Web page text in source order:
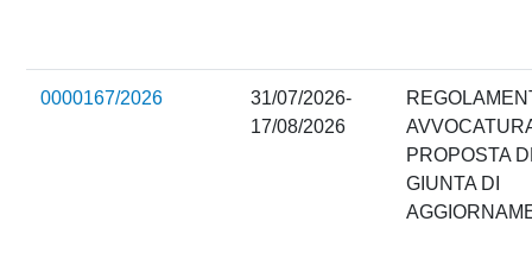
0000167/2026
31/07/2026-
17/08/2026
PROPOSTA
GIUNTA DI